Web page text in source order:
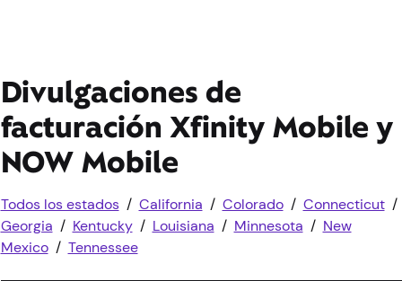
Divulgaciones de
facturación Xfinity Mobile y
NOW Mobile
Todos los estados/ California / Colorado/ Connecticut/
Georgia / Kentucky/ Louisiana / Minnesota / New
Mexico/ Tennessee